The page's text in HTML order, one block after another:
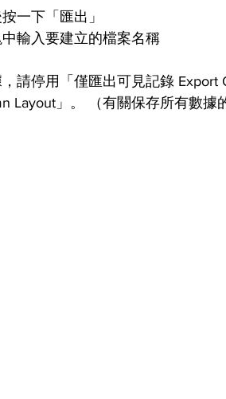
一下「匯出」
輸入要建立的檔案名稱
請停用「僅匯出可見記錄 Export
Layout」。 （有關保存所有數據